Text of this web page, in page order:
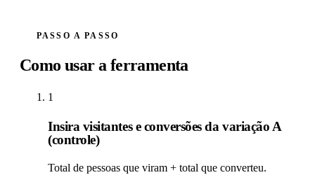
PASSO A PASSO
Como usar a ferramenta
1
Insira visitantes e conversões da variação A
(controle)
Total de pessoas que viram + total que converteu.